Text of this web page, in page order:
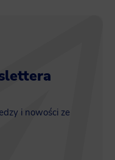
i nowości ze